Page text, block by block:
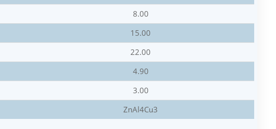
8.00
15.00
22.00
4.90
3.00
ZnAl4Cu3